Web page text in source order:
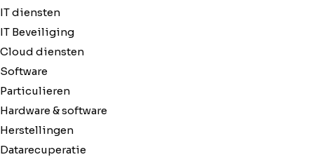
IT diensten
IT Beveiliging
Cloud diensten
Software
Particulieren
Hardware & software
Herstellingen
Datarecuperatie